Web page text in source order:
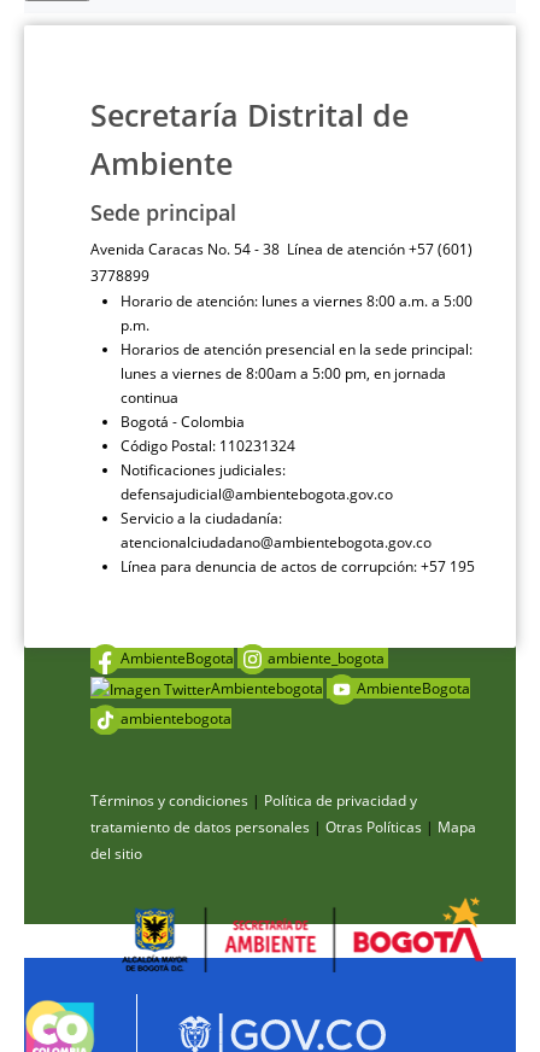
Secretaría Distrital de
Ambiente
Sede principal
Avenida Caracas No. 54 - 38 Línea de atención +57 (601)
3778899
Horario de atención: lunes a viernes 8:00 a.m. a 5:00
p.m.
Horarios de atención presencial en la sede principal:
lunes a viernes de 8:00am a 5:00 pm, en jornada
continua
Bogotá - Colombia
Código Postal: 110231324
Notificaciones judiciales:
defensajudicial@ambientebogota.gov.co
Servicio a la ciudadanía:
atencionalciudadano@ambientebogota.gov.co
Línea para denuncia de actos de corrupción: +57 195
AmbienteBogota
ambiente_bogota
Ambientebogota
AmbienteBogota
ambientebogota
Términos y condiciones | Política de privacidad y
tratamiento de datos personales | Otras Políticas | Mapa
del sitio